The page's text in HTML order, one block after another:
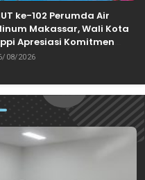
ke-102 Perumda Air
Makassar, Wali Kota
Apresiasi Komitmen
Pelayanan Air
08/2026